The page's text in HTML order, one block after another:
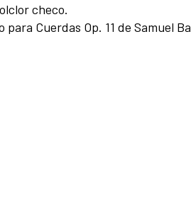
checo.
Cuerdas Op. 11 de Samuel